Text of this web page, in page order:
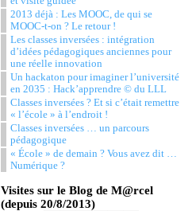
2013 déjà : Les MOOC, de qui se
MOOC-t-on ? Le retour !
Les classes inversées : intégration
d’idées pédagogiques anciennes pour
une réelle innovation
Un hackaton pour imaginer l’université
en 2035 : Hack’apprendre © du LLL
Classes inversées ? Et si c’était remettre
« l’école » à l’endroit !
Classes inversées … un parcours
pédagogique
« École » de demain ? Vous avez dit …
Numérique ?
Visites sur le Blog de M@rcel
(depuis 20/8/2013)